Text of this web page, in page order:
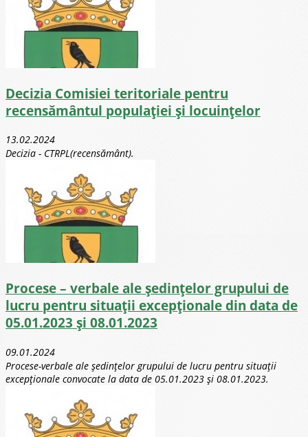
Decizia Comisiei teritoriale pentru
recensământul populației și locuințelor
13.02.2024
Decizia - CTRPL(recensământ).
Procese – verbale ale ședințelor grupului de
lucru pentru situații excepționale din data de
05.01.2023 și 08.01.2023
09.01.2024
Procese-verbale ale ședințelor grupului de lucru pentru situații
excepționale convocate la data de 05.01.2023 și 08.01.2023.